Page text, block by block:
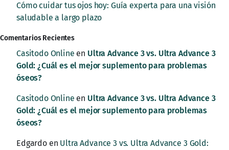
Cómo cuidar tus ojos hoy: Guía experta para una visión
saludable a largo plazo
Comentarios Recientes
Casitodo Online en Ultra Advance 3 vs. Ultra Advance 3
Gold: ¿Cuál es el mejor suplemento para problemas
óseos?
Casitodo Online en Ultra Advance 3 vs. Ultra Advance 3
Gold: ¿Cuál es el mejor suplemento para problemas
óseos?
Edgardoen Ultra Advance 3 vs. Ultra Advance 3 Gold: